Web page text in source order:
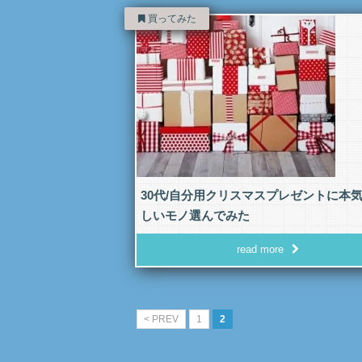
買ってみた
30代/自分用クリスマスプレゼントに本
しいモノ選んでみた
read more
< PREV 1 2